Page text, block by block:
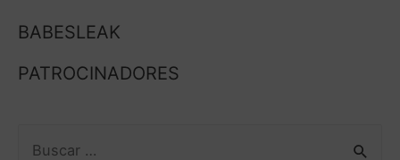
BABESLEAK
PATROCINADORES